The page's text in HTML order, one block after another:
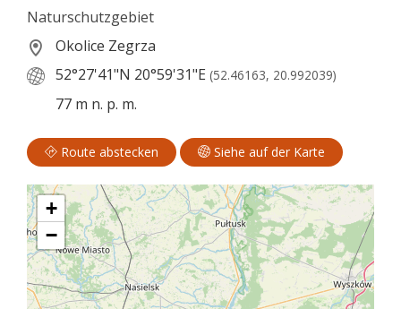
Naturschutzgebiet
Okolice Zegrza
52°27'41"N 20°59'31"E (52.46163, 20.992039)
77 m n. p. m.
Route abstecken Siehe auf der Karte
+
−